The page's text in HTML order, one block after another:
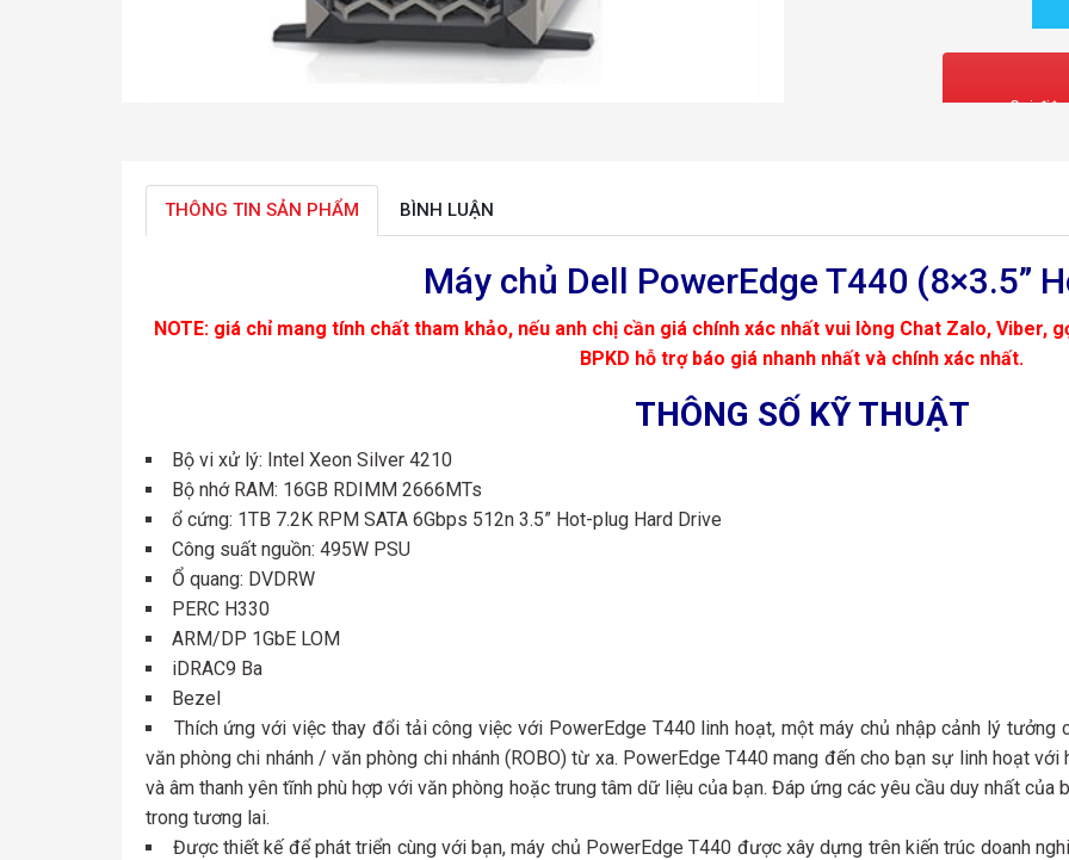
Gọi
THÔNG TIN SẢN PHẨM BÌNH LUẬN
Máy chủ Dell PowerEdge T440 (8×3.5”
NOTE: giá chỉ mang tính chất tham khảo, nếu anh chị cần giá chính xác nhất vui lòng Chat Zalo, Viber,
BPKD hỗ trợ báo giá nhanh nhất và chính xác nhất.
THÔNG SỐ KỸ THUẬT
Bộ vi xử lý: Intel Xeon Silver 4210
Bộ nhớ RAM: 16GB RDIMM 2666MTs
ổ cứng: 1TB 7.2K RPM SATA 6Gbps 512n 3.5” Hot-plug Hard Drive
Công suất nguồn: 495W PSU
Ổ quang: DVDRW
PERC H330
ARM/DP 1GbE LOM
iDRAC9 Ba
Bezel
Thích ứng với việc thay đổi tải công việc với PowerEdge T440 linh hoạt, một máy chủ nhập cảnh lý tưởng
văn phòng chi nhánh / văn phòng chi nhánh (ROBO) từ xa. PowerEdge T440 mang đến cho bạn sự linh hoạt
và âm thanh yên tĩnh phù hợp với văn phòng hoặc trung tâm dữ liệu của bạn. Đáp ứng các yêu cầu duy nhất của
trong tương lai.
Được thiết kế để phát triển cùng với bạn, máy chủ PowerEdge T440 được xây dựng trên kiến ​​trúc doanh